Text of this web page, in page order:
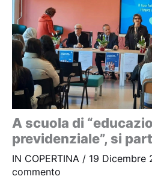
A scuola di
previdenziale”, si
IN COPERTINA / 19 Dicembre
commento